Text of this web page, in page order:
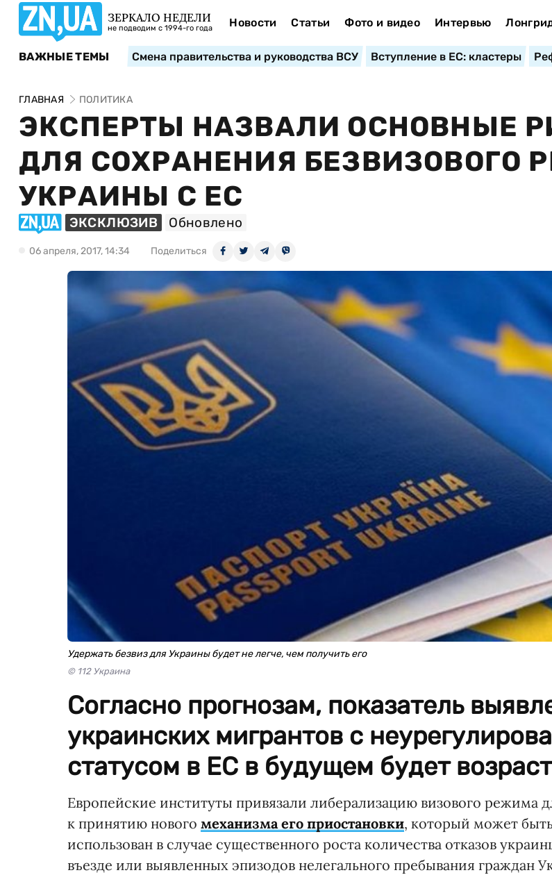
ЗЕРКАЛО НЕДЕЛИ
не подводим с 1994-го года Новости Статьи Фото и видео Интервью
ВАЖНЫЕ ТЕМЫ Смена правительства и руководства ВСУ Вступление в ЕС: кластеры
ГЛАВНАЯ ПОЛИТИКА
ЭКСПЕРТЫ НАЗВАЛИ ОСНОВНЫЕ
ДЛЯ СОХРАНЕНИЯ БЕЗВИЗОВОГО
УКРАИНЫ С ЕС
ЭКСКЛЮЗИВ Обновлено
06 апреля, 2017, 14:34 Поделиться
Удержать безвиз для Украины будет не легче, чем получить его
© 112 Украина
Согласно прогнозам, показатель
украинских мигрантов с
статусом в ЕС в будущем будет
Европейские институты привязали либерализацию визового режима
к принятию нового механизма его приостановки, который может
использован в случае существенного роста количества отказов
въезде или выявленных эпизодов нелегального пребывания граждан